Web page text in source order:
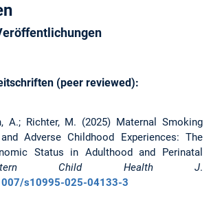
(peer reviewed):
A.; Richter, M. (2025) Maternal Smoking
Adverse Childhood Experiences: The
Status in Adulthood and Perinatal
Child Health J.
s10995-025-04133-3